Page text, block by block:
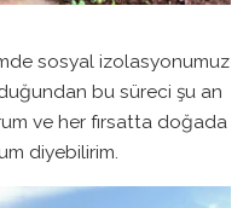
sosyal izolasyonumuz
bu süreci şu an
ve her fırsatta doğada
diyebilirim.